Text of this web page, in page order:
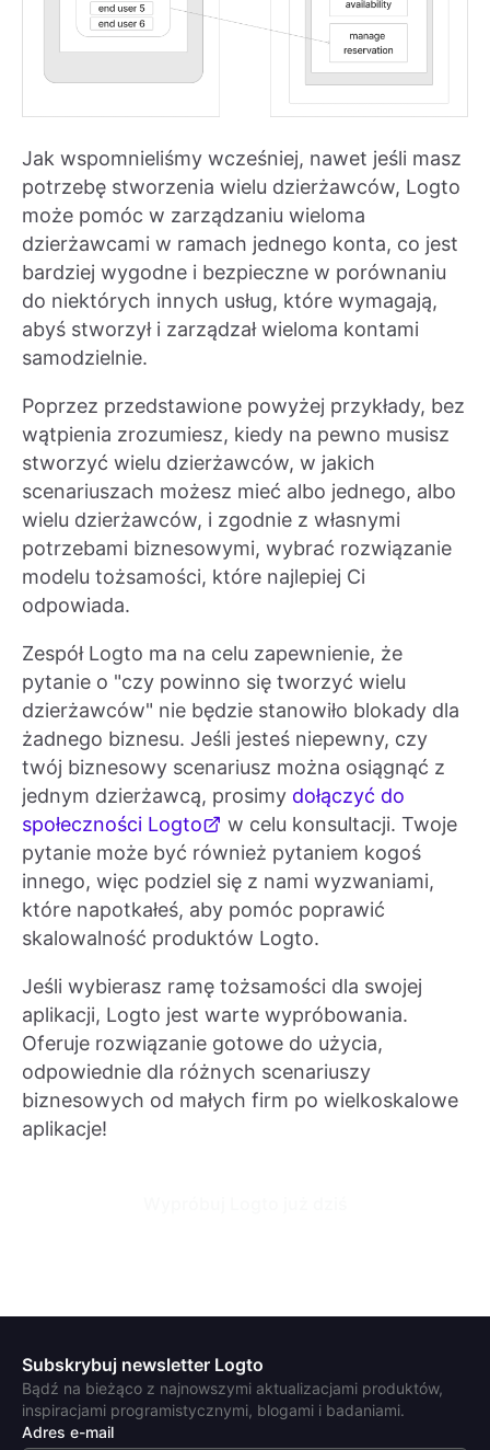
Jak wspomnieliśmy wcześniej, nawet jeśli masz
potrzebę stworzenia wielu dzierżawców, Logto
może pomóc w zarządzaniu wieloma
dzierżawcami w ramach jednego konta, co jest
bardziej wygodne i bezpieczne w porównaniu
do niektórych innych usług, które wymagają,
abyś stworzył i zarządzał wieloma kontami
samodzielnie.
Poprzez przedstawione powyżej przykłady, bez
wątpienia zrozumiesz, kiedy na pewno musisz
stworzyć wielu dzierżawców, w jakich
scenariuszach możesz mieć albo jednego, albo
wielu dzierżawców, i zgodnie z własnymi
potrzebami biznesowymi, wybrać rozwiązanie
modelu tożsamości, które najlepiej Ci
odpowiada.
Zespół Logto ma na celu zapewnienie, że
pytanie o "czy powinno się tworzyć wielu
dzierżawców" nie będzie stanowiło blokady dla
żadnego biznesu. Jeśli jesteś niepewny, czy
twój biznesowy scenariusz można osiągnąć z
jednym dzierżawcą, prosimy dołączyć do
społeczności Logto
w celu konsultacji. Twoje
pytanie może być również pytaniem kogoś
innego, więc podziel się z nami wyzwaniami,
które napotkałeś, aby pomóc poprawić
skalowalność produktów Logto.
Jeśli wybierasz ramę tożsamości dla swojej
aplikacji, Logto jest warte wypróbowania.
Oferuje rozwiązanie gotowe do użycia,
odpowiednie dla różnych scenariuszy
biznesowych od małych firm po wielkoskalowe
aplikacje!
Subskrybuj newsletter Logto
Bądź na bieżąco z najnowszymi aktualizacjami produktów,
inspiracjami programistycznymi, blogami i badaniami.
Adres e-mail